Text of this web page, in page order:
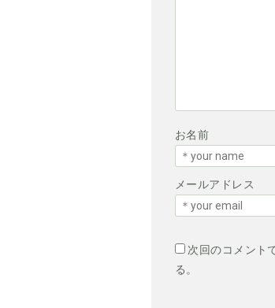
お名前
メールアドレス
次回のコメント
る。